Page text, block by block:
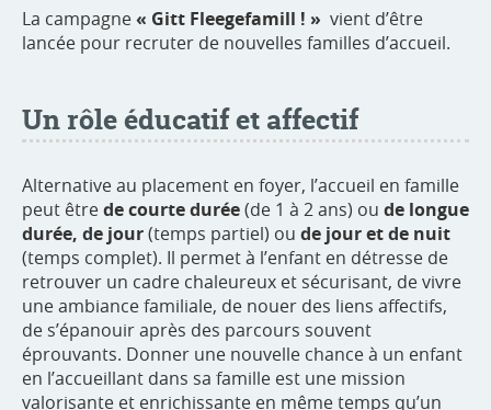
La campagne« Gitt Fleegefamill ! » vient d’être
lancée pour recruter de nouvelles familles d’accueil.
Un rôle éducatif et affectif
Alternative au placement en foyer, l’accueil en famille
peut êtrede courte durée(de 1 à 2 ans) ou de longue
durée, de jour(temps partiel) ou de jour et de nuit
(temps complet). Il permet à l’enfant en détresse de
retrouver un cadre chaleureux et sécurisant, de vivre
une ambiance familiale, de nouer des liens affectifs,
de s’épanouir après des parcours souvent
éprouvants. Donner une nouvelle chance à un enfant
en l’accueillant dans sa famille est une mission
valorisante et enrichissante en même temps qu’un